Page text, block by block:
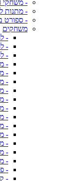
- משחקי
- מתנות
- ספורט
משחקים
-
-
-
-
-
-
-
-
-
-
-
-
-
-
-
-
-